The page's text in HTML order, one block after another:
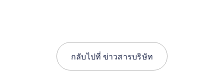
กลับไปที่ ข่าวสารบริษัท